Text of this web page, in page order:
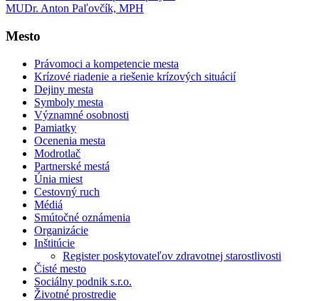
MUDr. Anton Paľovčík, MPH
Mesto
Právomoci a kompetencie mesta
Krízové riadenie a riešenie krízových situácií
Dejiny mesta
Symboly mesta
Významné osobnosti
Pamiatky
Ocenenia mesta
Modrotlač
Partnerské mestá
Únia miest
Cestovný ruch
Médiá
Smútočné oznámenia
Organizácie
Inštitúcie
Register poskytovateľov zdravotnej starostlivosti
Čisté mesto
Sociálny podnik s.r.o.
Životné prostredie